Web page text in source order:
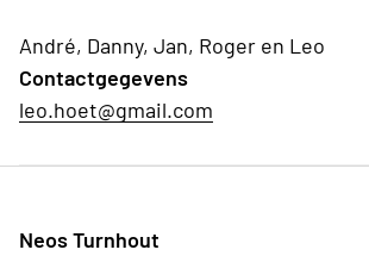
André, Danny, Jan, Roger en Leo
Contactgegevens
leo.hoet@gmail.com
Neos Turnhout